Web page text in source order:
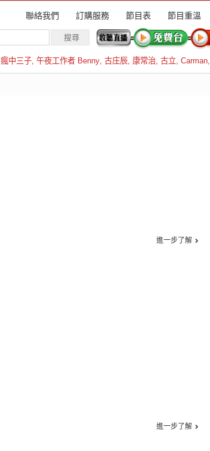
聯絡我們 訂購服務 節目表 節目重溫
瘋中三子, 午夜工作者 Benny, 古庄辰, 康常治, 古立, Carman,
進一步了解
進一步了解